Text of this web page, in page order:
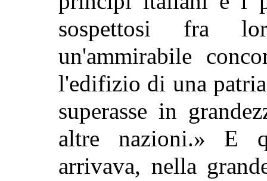
sospettosi fra
un'ammirabile
l'edifizio di una
superasse in
altre nazioni.» E
arrivava, nella